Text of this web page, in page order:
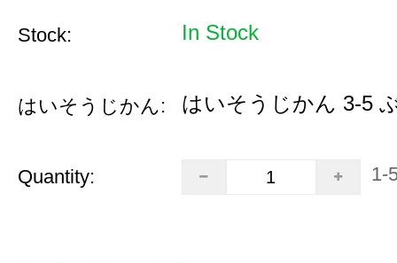
Stock: In Stock
はいそうじかん: はいそうじかん 3-5
Quantity: 1-